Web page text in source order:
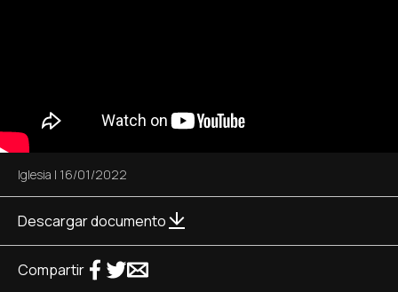
Iglesia | 16/01/2022
Descargar documento
Compartir